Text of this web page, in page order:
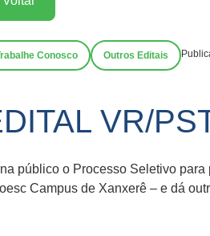
Conosco Outros Editais
VR/
público o Processo Seletivo
Campus de Xanxerê – e dá